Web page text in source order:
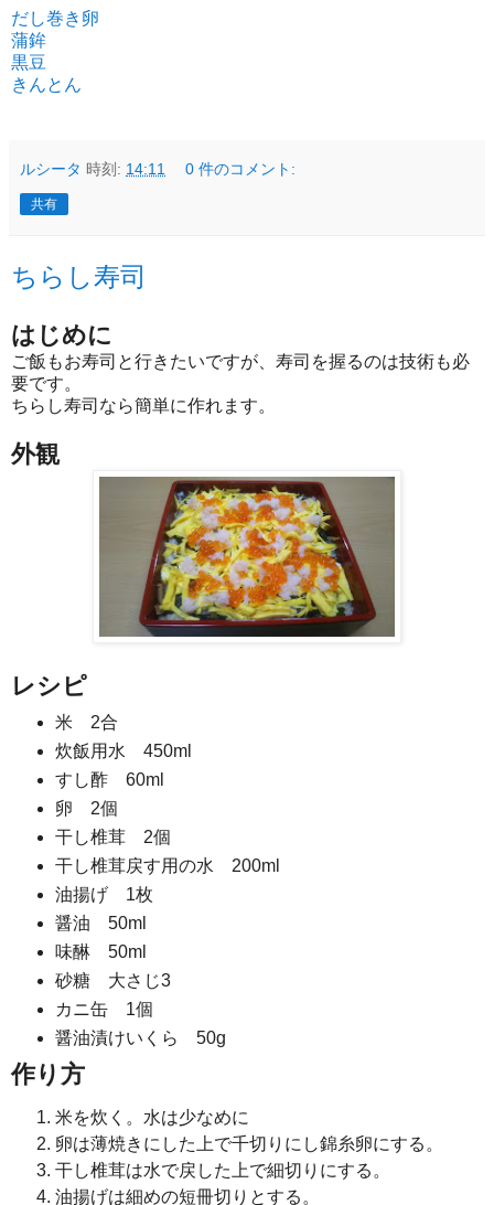
だし巻き卵
蒲鉾
黒豆
きんとん
ルシータ 時刻: 14:11 0 件のコメント:
共有
ちらし寿司
はじめに
ご飯もお寿司と行きたいですが、寿司を握るのは技術も必
要です。
ちらし寿司なら簡単に作れます。
外観
レシピ
米 2合
炊飯用水 450ml
すし酢 60ml
卵 2個
干し椎茸 2個
干し椎茸戻す用の水 200ml
油揚げ 1枚
醤油 50ml
味醂 50ml
砂糖 大さじ3
カニ缶 1個
醤油漬けいくら 50g
作り方
米を炊く。水は少なめに
卵は薄焼きにした上で千切りにし錦糸卵にする。
干し椎茸は水で戻した上で細切りにする。
油揚げは細めの短冊切りとする。